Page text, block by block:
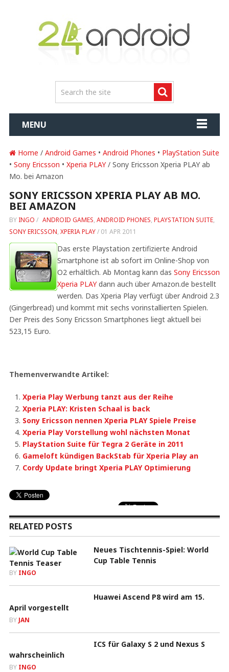
MENU
Home / Android Games • Android Phones • PlayStation Suite
• Sony Ericsson • Xperia PLAY/ Sony Ericsson Xperia PLAY ab
Mo. bei Amazon
SONY ERICSSON XPERIA PLAY AB MO.
BEI AMAZON
BY INGO / ANDROID GAMES, ANDROID PHONES, PLAYSTATION SUITE,
SONY ERICSSON, XPERIA PLAY/ 01 APR 2011
Das erste Playstation zertifizierte Android
Smartphone ist ab sofort im Online-Shop von
O2 erhältlich. Ab Montag kann das Sony Ericsson
Xperia PLAYdann auch über Amazon.de bestellt
werden. Das Xperia Play verfügt über Android 2.3
(Gingerbread) und kommt mit sechs vorinstallierten Spielen.
Der Preis des Sony Ericsson Smartphones liegt aktuell bei
523,15 Euro.
Themenverwandte Artikel:
Xperia Play Werbung tanzt aus der Reihe
Xperia PLAY: Kristen Schaal is back
Sony Ericsson nennen Xperia PLAY Spiele Preise
Xperia Play Vorstellung wohl nächsten Monat
PlayStation Suite für Tegra 2 Geräte in 2011
Gameloft kündigen BackStab für Xperia Play an
Cordy Update bringt Xperia PLAY Optimierung
RELATED POSTS
Neues Tischtennis-Spiel: World
Cup Table Tennis
BY INGO
Huawei Ascend P8 wird am 15.
April vorgestellt
BY JAN
ICS für Galaxy S 2 und Nexus S
wahrscheinlich
BY INGO